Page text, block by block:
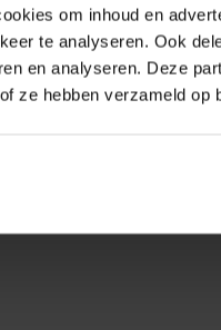
om inhoud en
te analyseren. Ook
en analyseren. Deze
ze hebben verzameld op